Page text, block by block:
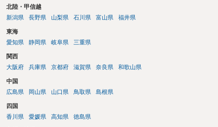
北陸・甲信越
新潟県
長野県 山梨県 石川県 富山県 福井県
東海
愛知県
静岡県 岐阜県 三重県
関西
大阪府
兵庫県 京都府 滋賀県 奈良県 和歌山県
中国
広島県
岡山県 山口県 鳥取県 島根県
四国
香川県
愛媛県 高知県 徳島県